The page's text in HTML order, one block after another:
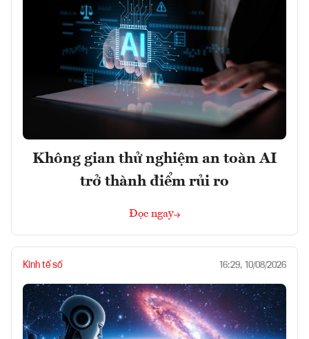
Không gian thử nghiệm an toàn AI
trở thành điểm rủi ro
Đọc ngay
Kinh tế số 16:29, 10/08/2026